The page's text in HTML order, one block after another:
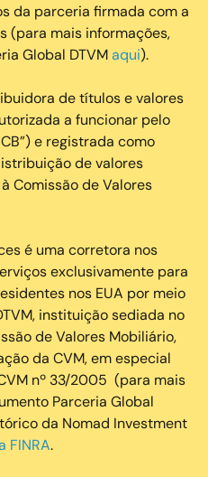
da parceria firmada com a
(para mais informações,
Global DTVMaqui).
de títulos e valores
a funcionar pelo
e registrada como
de valores
Comissão de Valores
é uma corretora nos
exclusivamente para
nos EUA por meio
instituição sediada no
de Valores Mobiliário,
da CVM, em especial
nº 33/2005 (para mais
Parceria Global
da Nomad Investment
FINRA.